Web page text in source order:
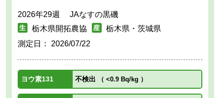
2026年29週 JAなすの黒磯
栃木県開拓農協
栃木県・茨城県
測定日： 2026/07/22
ヨウ素131 不検出 （ <0.9 Bq/kg ）